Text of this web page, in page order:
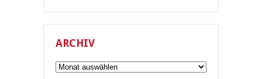
ARCHIV
Archiv